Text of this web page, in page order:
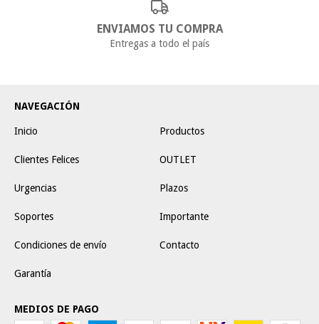
ENVIAMOS TU COMPRA
Entregas a todo el país
NAVEGACIÓN
Inicio Productos
Clientes Felices OUTLET
Urgencias Plazos
Soportes Importante
Condiciones de envío Contacto
Garantía
MEDIOS DE PAGO